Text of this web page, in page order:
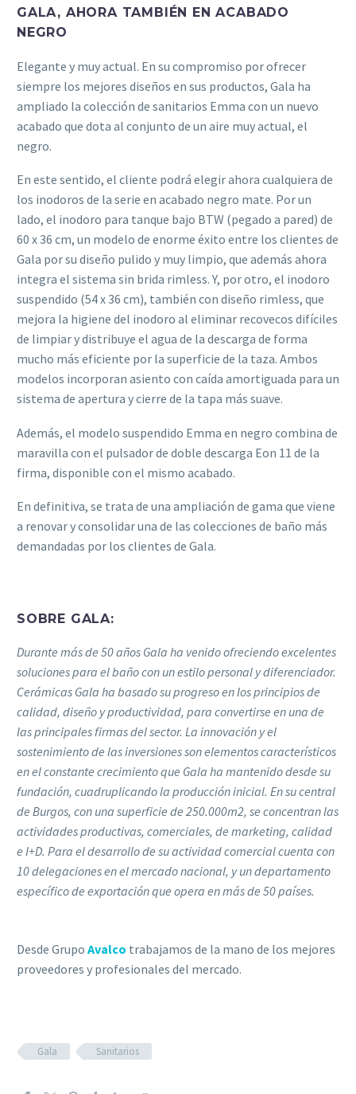
GALA, AHORA TAMBIÉN EN ACABADO
NEGRO
Elegante y muy actual. En su compromiso por ofrecer
siempre los mejores diseños en sus productos, Gala ha
ampliado la colección de sanitarios Emma con un nuevo
acabado que dota al conjunto de un aire muy actual, el
negro.
En este sentido, el cliente podrá elegir ahora cualquiera de
los inodoros de la serie en acabado negro mate. Por un
lado, el inodoro para tanque bajo BTW (pegado a pared) de
60 x 36 cm, un modelo de enorme éxito entre los clientes de
Gala por su diseño pulido y muy limpio, que además ahora
integra el sistema sin brida rimless. Y, por otro, el inodoro
suspendido (54 x 36 cm), también con diseño rimless, que
mejora la higiene del inodoro al eliminar recovecos difíciles
de limpiar y distribuye el agua de la descarga de forma
mucho más eficiente por la superficie de la taza. Ambos
modelos incorporan asiento con caída amortiguada para un
sistema de apertura y cierre de la tapa más suave.
Además, el modelo suspendido Emma en negro combina de
maravilla con el pulsador de doble descarga Eon 11 de la
firma, disponible con el mismo acabado.
En definitiva, se trata de una ampliación de gama que viene
a renovar y consolidar una de las colecciones de baño más
demandadas por los clientes de Gala.
SOBRE GALA:
Durante más de 50 años Gala ha venido ofreciendo excelentes
soluciones para el baño con un estilo personal y diferenciador.
Cerámicas Gala ha basado su progreso en los principios de
calidad, diseño y productividad, para convertirse en una de
las principales firmas del sector. La innovación y el
sostenimiento de las inversiones son elementos característicos
en el constante crecimiento que Gala ha mantenido desde su
fundación, cuadruplicando la producción inicial. En su central
de Burgos, con una superficie de 250.000m2, se concentran las
actividades productivas, comerciales, de marketing, calidad
e I+D. Para el desarrollo de su actividad comercial cuenta con
10 delegaciones en el mercado nacional, y un departamento
específico de exportación que opera en más de 50 países.
Desde Grupo Avalco trabajamos de la mano de los mejores
proveedores y profesionales del mercado.
Gala Sanitarios